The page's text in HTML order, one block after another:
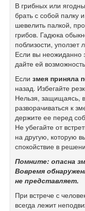
В грибных или
брать с собой палку
шевелить палкой,
грибов. Гадюка
поблизости,
Если вы неожиданно
дайте ей
Если змея приняла
назад. Избегайте
Нельзя, защищаясь,
разворачиваться к
держите ее перед
Не убегайте от
на другую, которую
спокойствие в
Помните: опасна
Вовремя
не представляет.
При встрече с
всегда лежит